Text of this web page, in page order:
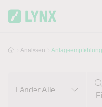
Analysen Anlageempfehlung
Länder:Alle